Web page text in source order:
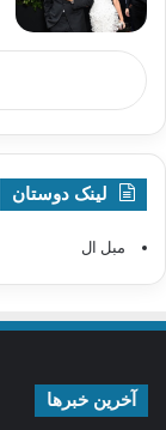
لینک دوستان
مبل ال
آخرین خبرها